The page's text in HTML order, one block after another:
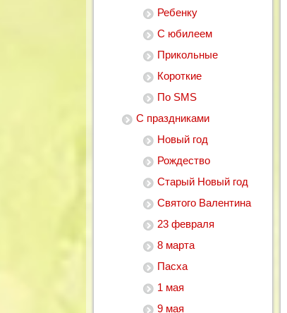
Ребенку
С юбилеем
Прикольные
Короткие
По SMS
С праздниками
Новый год
Рождество
Старый Новый год
Святого Валентина
23 февраля
8 марта
Пасха
1 мая
9 мая